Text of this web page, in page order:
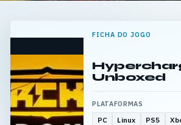
FICHA DO JOGO
Unboxed
PLATAFORMAS
PC Linux PS5